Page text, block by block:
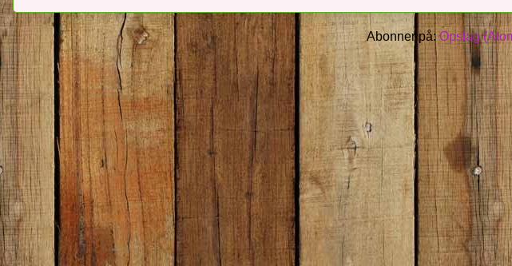
Abonner på:Opslag